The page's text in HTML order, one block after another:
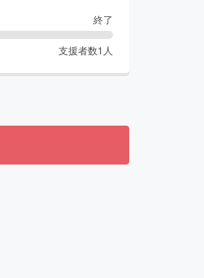
終了
支援者数1 人